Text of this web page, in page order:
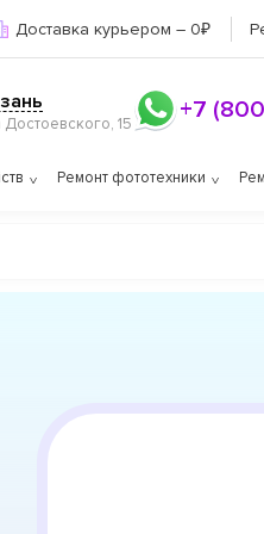
Доставка курьером – 0₽
Достоевского, 15 +7
Ремонт фототехники